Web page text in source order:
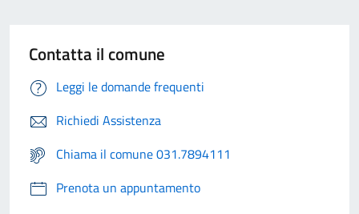
Contatta il comune
Leggi le domande frequenti
Richiedi Assistenza
Chiama il comune 031.7894111
Prenota un appuntamento